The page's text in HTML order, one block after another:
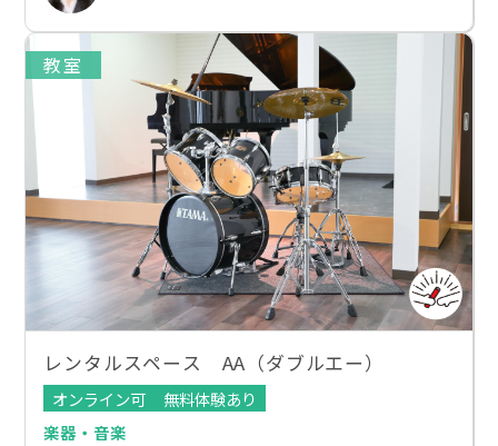
教室
レンタルスペース AA（ダブルエー）
オンライン可
無料体験あり
楽器・音楽